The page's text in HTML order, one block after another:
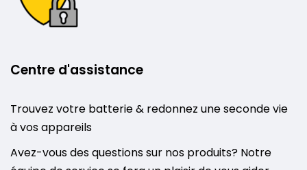
Centre d'assistance
Trouvez votre batterie & redonnez une seconde vie
à vos appareils
Avez-vous des questions sur nos produits? Notre